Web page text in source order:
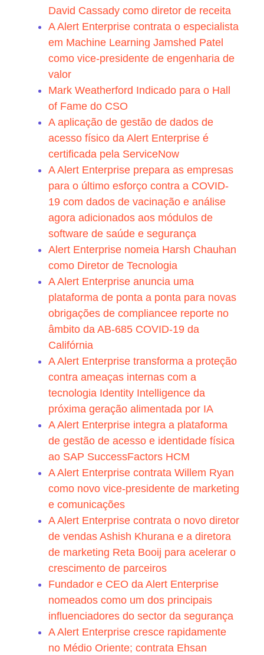
David Cassady como diretor de receita
A Alert Enterprise contrata o especialista
em Machine Learning Jamshed Patel
como vice-presidente de engenharia de
valor
Mark Weatherford Indicado para o Hall
of Fame do CSO
A aplicação de gestão de dados de
acesso físico da Alert Enterprise é
certificada pela ServiceNow
A Alert Enterprise prepara as empresas
para o último esforço contra a COVID-
19 com dados de vacinação e análise
agora adicionados aos módulos de
software de saúde e segurança
Alert Enterprise nomeia Harsh Chauhan
como Diretor de Tecnologia
A Alert Enterprise anuncia uma
plataforma de ponta a ponta para novas
obrigações de compliancee reporte no
âmbito da AB-685 COVID-19 da
Califórnia
A Alert Enterprise transforma a proteção
contra ameaças internas com a
tecnologia Identity Intelligence da
próxima geração alimentada por IA
A Alert Enterprise integra a plataforma
de gestão de acesso e identidade física
ao SAP SuccessFactors HCM
A Alert Enterprise contrata Willem Ryan
como novo vice-presidente de marketing
e comunicações
A Alert Enterprise contrata o novo diretor
de vendas Ashish Khurana e a diretora
de marketing Reta Booij para acelerar o
crescimento de parceiros
Fundador e CEO da Alert Enterprise
nomeados como um dos principais
influenciadores do sector da segurança
A Alert Enterprise cresce rapidamente
no Médio Oriente; contrata Ehsan